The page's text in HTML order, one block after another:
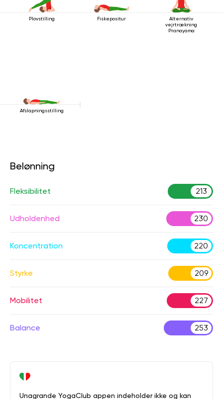
Plovstilling Fiskepositur
Alternativ
vejrtrækning
Pranayama
Afslapningsstilling
Belønning
Fleksibilitet 213
Udholdenhed 230
Koncentration 220
Styrke 209
Mobilitet 227
Balance 253
Unagrande YogaClub appen indeholder ikke og kan